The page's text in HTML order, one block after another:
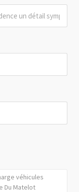
véhicules
Du Matelot